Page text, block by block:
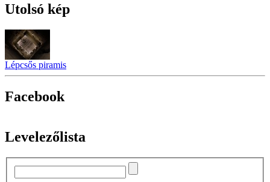
Utolsó kép
Lépcsős piramis
Facebook
Levelezőlista